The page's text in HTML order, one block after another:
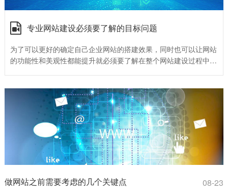
专业网站建设必须要了解的目标问题
为了可以更好的确定自己企业网站的搭建效果，同时也可以让网站
的功能性和美观性都能提升就必须要了解在整个网站建设过程中的
做网站之前需要考虑的几个关键点 08-23